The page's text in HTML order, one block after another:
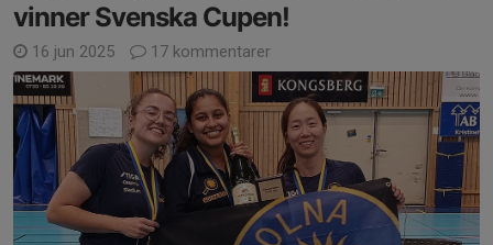
vinner Svenska Cupen!
16 jun 2025 17 kommentarer